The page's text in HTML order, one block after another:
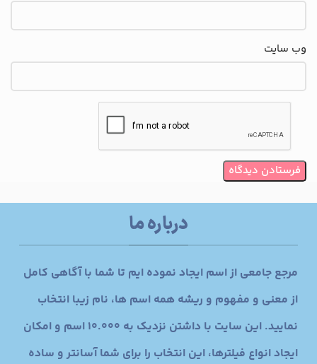
وب‌ سایت
درباره ما
مرجع جامعی از اسم ایجاد نموده ایم تا شما با آگاهی کامل
از معنی و مفهوم و ریشه همه اسم ها، نام زیبا انتخاب
نمایید. این سایت با داشتن نزدیک به 10.000 اسم و امکان
ایجاد انواع فیلترها، این انتخاب را برای شما آسانتر و ساده